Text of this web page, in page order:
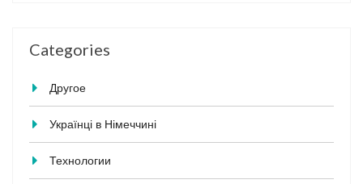
Categories
Другое
Українці в Німеччині
Технологии